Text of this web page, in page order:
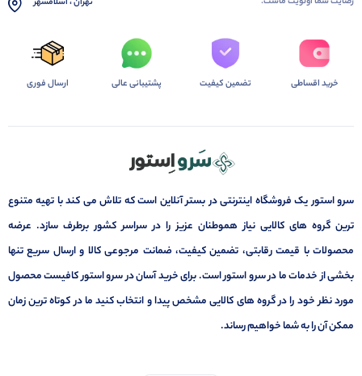
خرید اقساطی تضمین کیفیت پشتیبانی عالی ارسال فوری
سرو استور یک فروشگاه اینترنتی در بستر آنلاین است که تلاش می کند با تهیه متنوع
ترین گروه های کالایی نیاز هموطنان عزیز را در سراسر کشور برطرف سازد. عرضه
محصولات با قیمت رقابتی، تضمین کیفیت، ضمانت مرجوعی کالا و ارسال سریع تنها
بخشی از خدمات ما در سرو استور است. برای خرید آسان در سرو استور کافیست محصول
مورد نظر خود را در گروه های کالایی مشخص پیدا و انتخاب کنید ما در کوتاه ترین زمان
ممکن آن را به شما خواهیم رساند.